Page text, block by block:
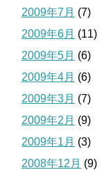
2009年7月 (7)
2009年6月 (11)
2009年5月 (6)
2009年4月 (6)
2009年3月 (7)
2009年2月 (9)
2009年1月 (3)
2008年12月 (9)